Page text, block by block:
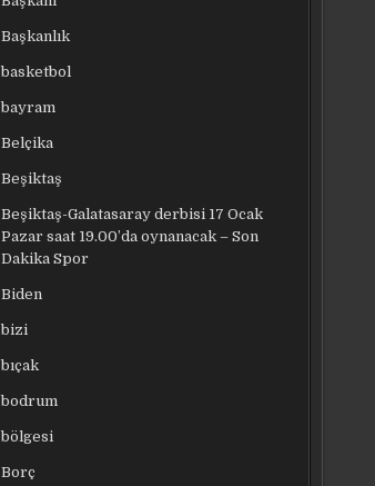
Başkanlık
basketbol
bayram
Belçika
Beşiktaş
Beşiktaş-Galatasaray derbisi 17 Ocak
Pazar saat 19.00’da oynanacak – Son
Dakika Spor
Biden
bizi
bıçak
bodrum
bölgesi
Borç